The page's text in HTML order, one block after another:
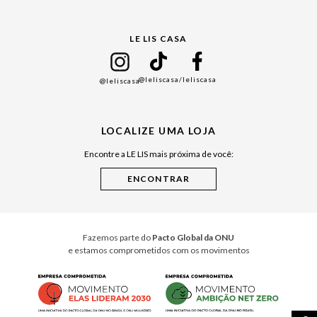
Cuidados Casa
LE LIS CASA
@leliscasa@leliscasa/leliscasa
LOCALIZE UMA LOJA
Encontre a LE LIS mais próxima de você:
Fazemos parte do Pacto Global da ONU
e estamos comprometidos com os movimentos